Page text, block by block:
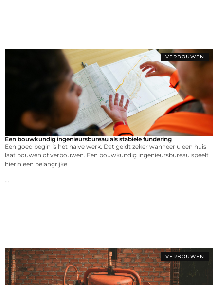
VERBOUWEN
Een bouwkundig ingenieursbureau als stabiele fundering
Een goed begin is het halve werk. Dat geldt zeker wanneer u een huis
laat bouwen of verbouwen. Een bouwkundig ingenieursbureau speelt
hierin een belangrijke
VERBOUWEN